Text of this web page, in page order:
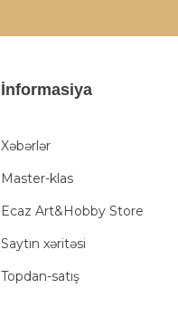
İnformasiya
Xəbərlər
Master-klas
Ecaz Art&Hobby Store
Saytın xəritəsi
Topdan-satış